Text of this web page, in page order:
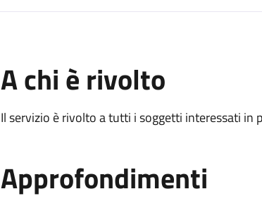
A chi è rivolto
Il servizio è rivolto a tutti i soggetti interessati in
Approfondimenti